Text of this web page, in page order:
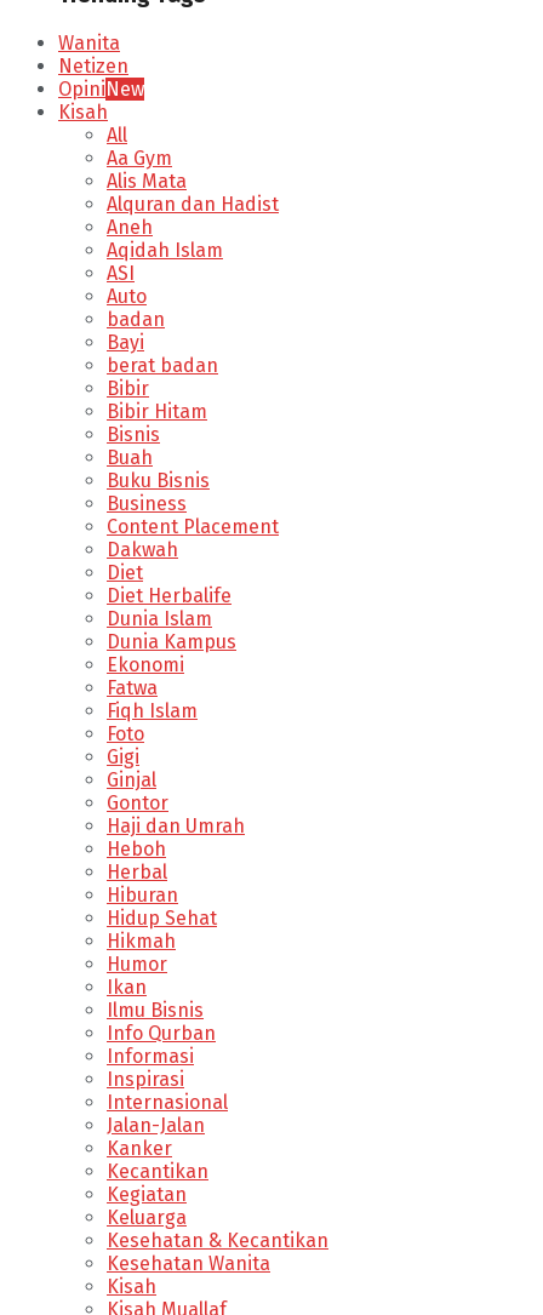
Wanita
Netizen
OpiniNew
Kisah
All
Aa Gym
Alis Mata
Alquran dan Hadist
Aneh
Aqidah Islam
ASI
Auto
badan
Bayi
berat badan
Bibir
Bibir Hitam
Bisnis
Buah
Buku Bisnis
Business
Content Placement
Dakwah
Diet
Diet Herbalife
Dunia Islam
Dunia Kampus
Ekonomi
Fatwa
Fiqh Islam
Foto
Gigi
Ginjal
Gontor
Haji dan Umrah
Heboh
Herbal
Hiburan
Hidup Sehat
Hikmah
Humor
Ikan
Ilmu Bisnis
Info Qurban
Informasi
Inspirasi
Internasional
Jalan-Jalan
Kanker
Kecantikan
Kegiatan
Keluarga
Kesehatan & Kecantikan
Kesehatan Wanita
Kisah
Kisah Muallaf